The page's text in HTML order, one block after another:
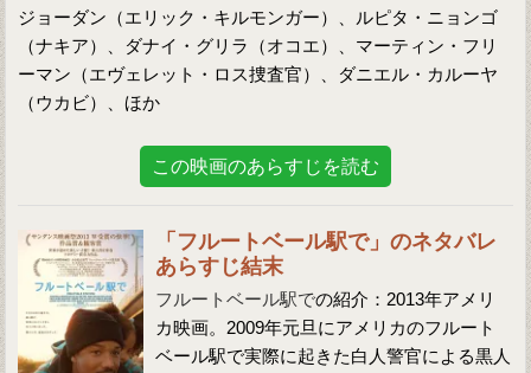
ジョーダン（エリック・キルモンガー）、ルピタ・ニョンゴ
（ナキア）、ダナイ・グリラ（オコエ）、マーティン・フリ
ーマン（エヴェレット・ロス捜査官）、ダニエル・カルーヤ
（ウカビ）、ほか
この映画のあらすじを読む
「フルートベール駅で」のネタバレ
あらすじ結末
フルートベール駅での紹介：2013年アメリ
カ映画。2009年元旦にアメリカのフルート
ベール駅で実際に起きた白人警官による黒人